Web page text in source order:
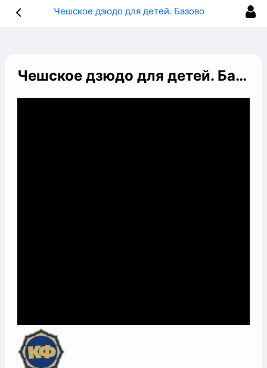
Чешское дзюдо для детей. Базовое обучение детей. Упражнения. Самостраховка. Приёмы.
Чешское дзюдо для детей. Базовое обучение детей. Упражнения. Самостраховка. Приёмы.